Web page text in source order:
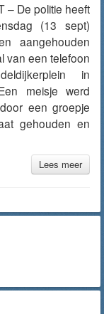
– De politie heeft
(13 sept)
aangehouden
van een telefoon
in
meisje werd
een groepje
gehouden en
Lees meer